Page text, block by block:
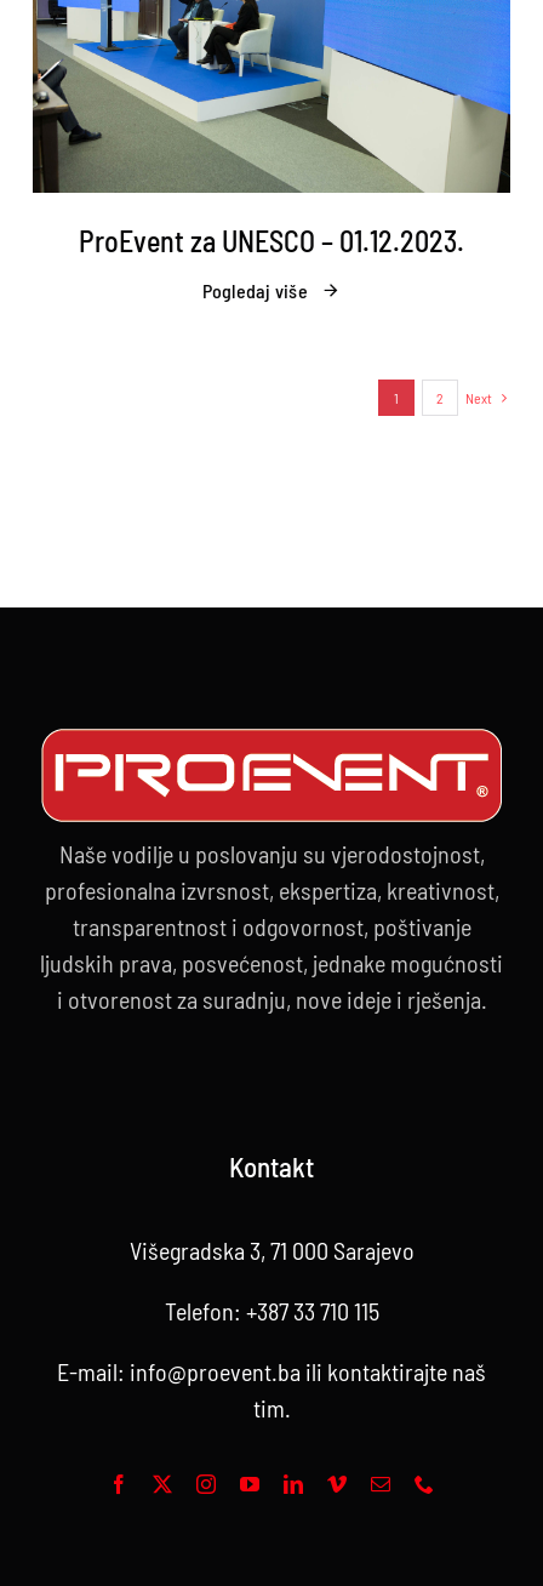
ProEvent za UNESCO – 01.12.2023.
Pogledaj više
1 2 Next
Naše vodilje u poslovanju su vjerodostojnost,
profesionalna izvrsnost, ekspertiza, kreativnost,
transparentnost i odgovornost, poštivanje
ljudskih prava, posvećenost, jednake mogućnosti
i otvorenost za suradnju, nove ideje i rješenja.
Kontakt
Višegradska 3, 71 000 Sarajevo
Telefon: +387 33 710 115
E-mail: info@proevent.ba ili kontaktirajte naš
tim.